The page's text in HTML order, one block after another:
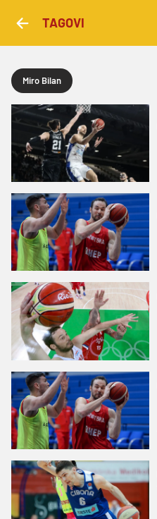
TAGOVI
Miro Bilan